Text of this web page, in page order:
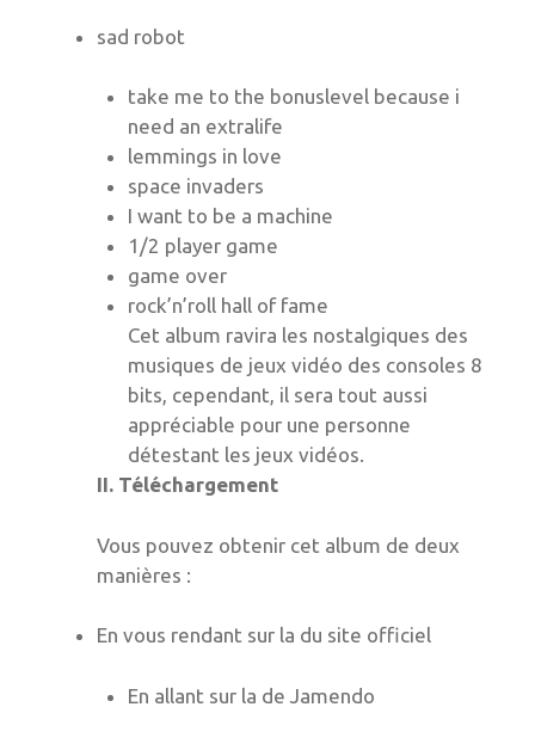
sad robot
take me to the bonuslevel because i
need an extralife
lemmings in love
space invaders
I want to be a machine
1/2 player game
game over
rock’n’roll hall of fame
Cet album ravira les nostalgiques des
musiques de jeux vidéo des consoles 8
bits, cependant, il sera tout aussi
appréciable pour une personne
détestant les jeux vidéos.
II. Téléchargement
Vous pouvez obtenir cet album de deux
manières :
En vous rendant sur la du site officiel
En allant sur la de Jamendo